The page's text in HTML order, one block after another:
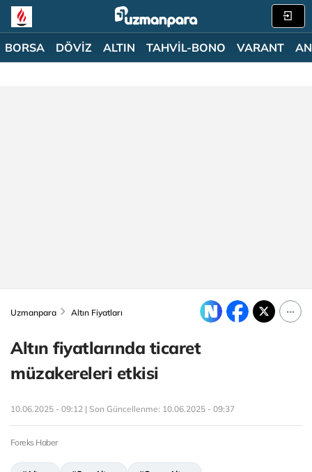
BORSA DÖVİZ ALTIN TAHVİL-BONO VARANT
Uzmanpara Altın Fiyatları
Altın fiyatlarında ticaret
müzakereleri etkisi
10.06.2025 - 09:12 | Son Güncellenme: 10.06.2025 - 09:37
Foreks Haber